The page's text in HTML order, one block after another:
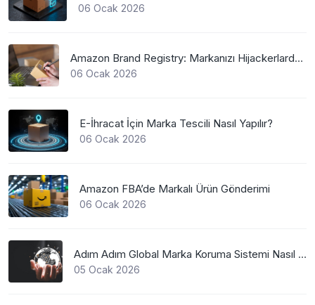
06 Ocak 2026
Amazon Brand Registry: Markanızı Hijackerlardan Koruyun
06 Ocak 2026
E-İhracat İçin Marka Tescili Nasıl Yapılır?
06 Ocak 2026
Amazon FBA’de Markalı Ürün Gönderimi
06 Ocak 2026
Adım Adım Global Marka Koruma Sistemi Nasıl Çalışır?
05 Ocak 2026